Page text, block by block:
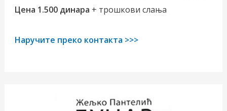
Цена 1.500 динара + трошкови слања
Наручите преко контакта >>>